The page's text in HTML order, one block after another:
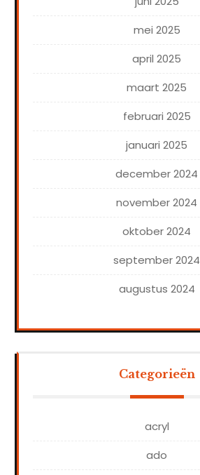
mei 2025
april 2025
maart 2025
februari 2025
januari 2025
december 2024
november 2024
oktober 2024
september 2024
augustus 2024
Categorieën
acryl
ado